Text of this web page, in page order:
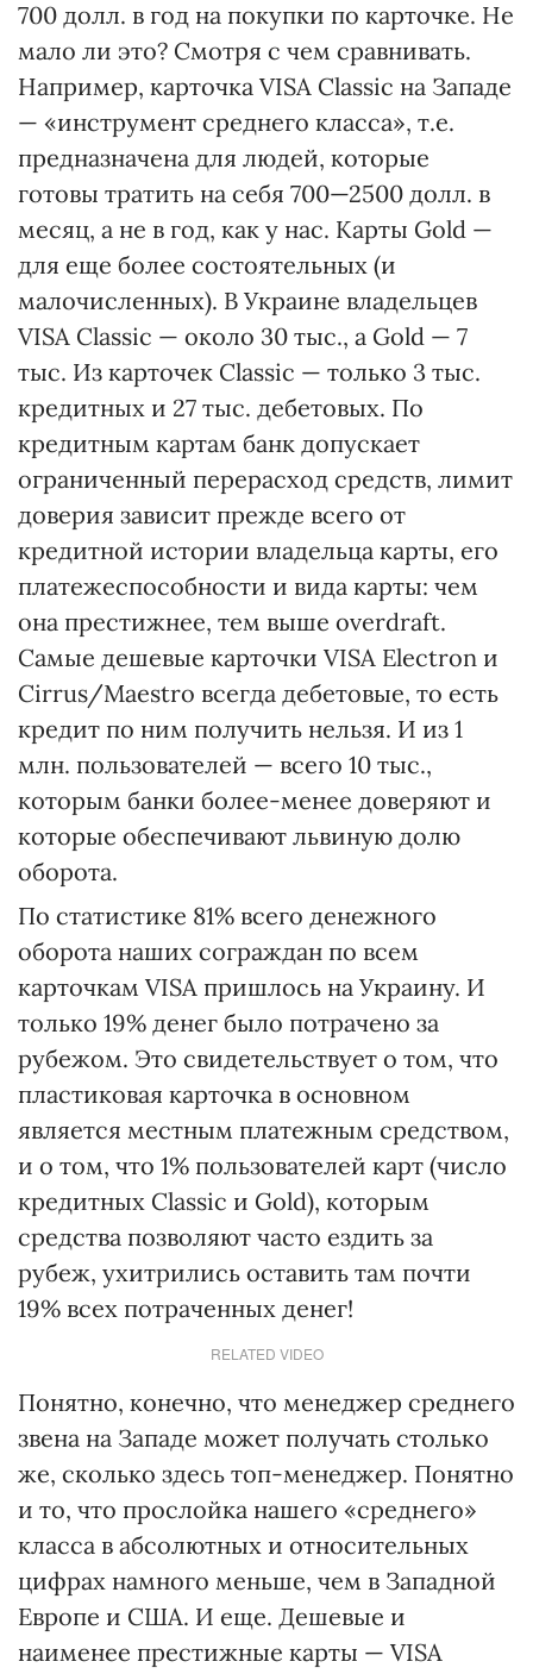
700 долл. в год на покупки по карточке. Не
мало ли это? Смотря с чем сравнивать.
Например, карточка VISA Classic на Западе
— «инструмент среднего класса», т.е.
предназначена для людей, которые
готовы тратить на себя 700—2500 долл. в
месяц, а не в год, как у нас. Карты Gold —
для еще более состоятельных (и
малочисленных). В Украине владельцев
VISA Classic — около 30 тыс., а Gold — 7
тыс. Из карточек Classic — только 3 тыс.
кредитных и 27 тыс. дебетовых. По
кредитным картам банк допускает
ограниченный перерасход средств, лимит
доверия зависит прежде всего от
кредитной истории владельца карты, его
платежеспособности и вида карты: чем
она престижнее, тем выше overdraft.
Самые дешевые карточки VISA Electron и
Cirrus/Maestro всегда дебетовые, то есть
кредит по ним получить нельзя. И из 1
млн. пользователей — всего 10 тыс.,
которым банки более-менее доверяют и
которые обеспечивают львиную долю
оборота.
По статистике 81% всего денежного
оборота наших сограждан по всем
карточкам VISA пришлось на Украину. И
только 19% денег было потрачено за
рубежом. Это свидетельствует о том, что
пластиковая карточка в основном
является местным платежным средством,
и о том, что 1% пользователей карт (число
кредитных Classic и Gold), которым
средства позволяют часто ездить за
рубеж, ухитрились оставить там почти
19% всех потраченных денег!
RELATED VIDEO
Понятно, конечно, что менеджер среднего
звена на Западе может получать столько
же, сколько здесь топ-менеджер. Понятно
и то, что прослойка нашего «среднего»
класса в абсолютных и относительных
цифрах намного меньше, чем в Западной
Европе и США. И еще. Дешевые и
наименее престижные карты — VISA